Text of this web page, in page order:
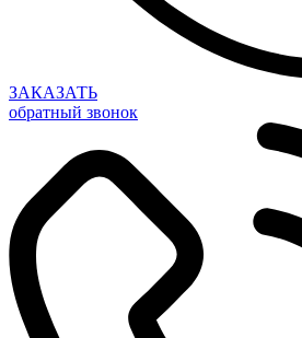
ЗАКАЗАТЬ
обратный звонок